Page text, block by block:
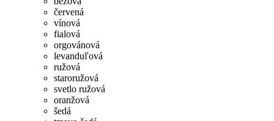
červená
vínová
fialová
orgovánová
levanduľová
ružová
staroružová
svetlo ružová
oranžová
šedá